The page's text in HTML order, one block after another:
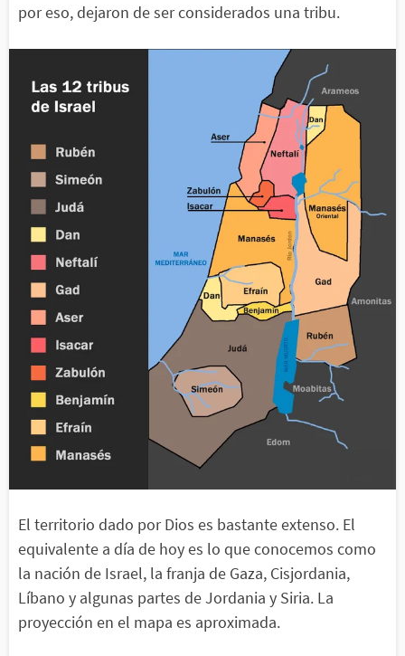
por eso, dejaron de ser considerados una tribu.
El territorio dado por Dios es bastante extenso. El
equivalente a día de hoy es lo que conocemos como
la nación de Israel, la franja de Gaza, Cisjordania,
Líbano y algunas partes de Jordania y Siria. La
proyección en el mapa es aproximada.